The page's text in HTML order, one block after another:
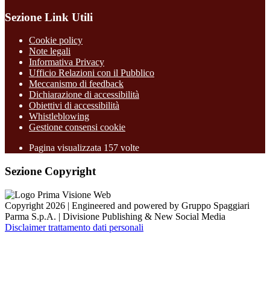
Sezione Link Utili
Cookie policy
Note legali
Informativa Privacy
Ufficio Relazioni con il Pubblico
Meccanismo di feedback
Dichiarazione di accessibilità
Obiettivi di accessibilità
Whistleblowing
Gestione consensi cookie
Pagina visualizzata 157 volte
Sezione Copyright
Copyright 2026 | Engineered and powered by Gruppo Spaggiari
Parma S.p.A. | Divisione Publishing & New Social Media
Disclaimer trattamento dati personali